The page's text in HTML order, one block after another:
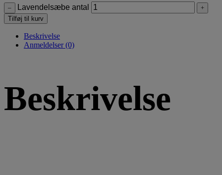
– Lavendelsæbe antal
+
Tilføj til kurv
Beskrivelse
Anmeldelser (0)
Beskrivelse